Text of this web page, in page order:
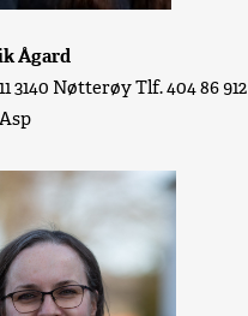
Ågard
3140 Nøtterøy Tlf. 404 86 912